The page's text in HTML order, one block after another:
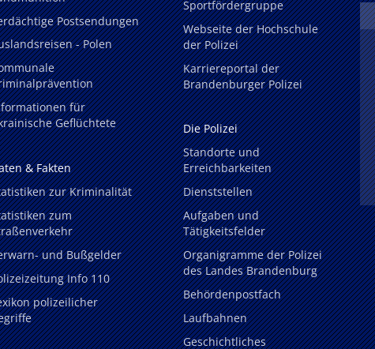
Postsendungen
- Polen
für
Geflüchtete
& Fakten
zur Kriminalität
zum
und Bußgelder
Info 110
polizeilicher
Sportfördergruppe
Webseite der Hochschule
der Polizei
Karriereportal der
Brandenburger Polizei
Die Polizei
Standorte und
Erreichbarkeiten
Dienststellen
Aufgaben und
Tätigkeitsfelder
Organigramme der Polizei
des Landes Brandenburg
Behördenpostfach
Laufbahnen
Geschichtliches